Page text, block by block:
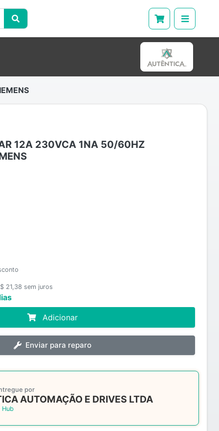
12A 230VCA 1NA 50/60HZ
21,38 sem juros
Adicionar
Enviar para reparo
por
AUTOMAÇÃO E DRIVES LTDA
Hub